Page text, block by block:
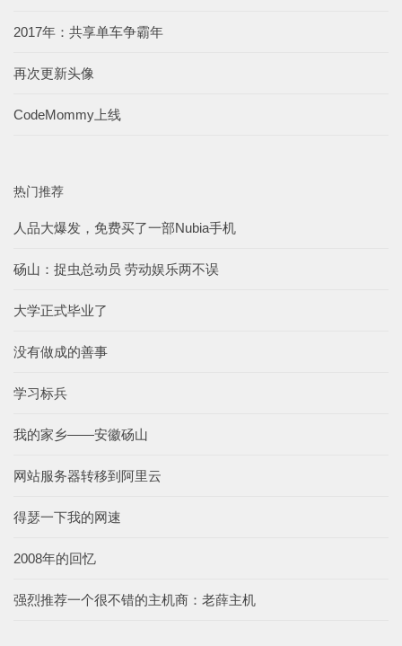
2017年：共享单车争霸年
再次更新头像
CodeMommy上线
热门推荐
人品大爆发，免费买了一部Nubia手机
砀山：捉虫总动员 劳动娱乐两不误
大学正式毕业了
没有做成的善事
学习标兵
我的家乡——安徽砀山
网站服务器转移到阿里云
得瑟一下我的网速
2008年的回忆
强烈推荐一个很不错的主机商：老薛主机